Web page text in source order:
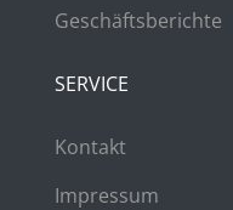
Geschäftsberichte
SERVICE
Kontakt
Impressum